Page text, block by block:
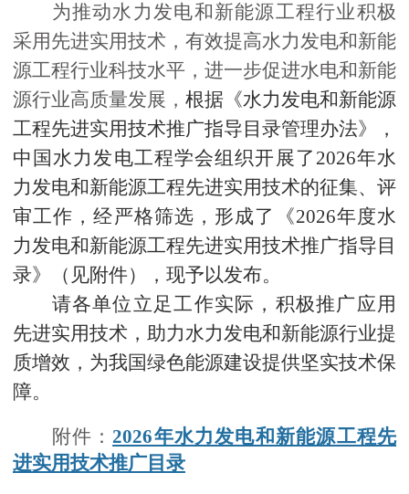
推
广
学
术
交
国
合
为推动水力发电和新能源工程行业积极
采用先进实用技术，有效提高水力发电和新能
源工程行业科技水平，进一步促进水电和新能
源行业高质量发展， 根据《水力发电和新能源
工程先进实用技术推广指导目录管理办法》，
中国水力发电工程学会组织开展了 2026年水
力发电和新能源工程先进实用技术的征集、评
审工作，经严格筛选，形成了《2026年度水
力发电和新能源工程先进实用技术推广指导目
录》（见附件），现予以发布。
请各单位 立足工作实际， 积极推广应用
先进实用技术， 助力水力发电和新能源行业提
质增效 ， 为我国绿色能源建设提供坚实技术保
障。
附件：2026年水力发电和新能源工程先
进实用技术推广目录